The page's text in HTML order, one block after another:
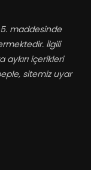
5. maddesinde
İlgili
içerikleri
sitemiz uyar